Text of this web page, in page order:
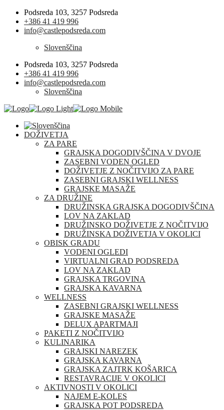
Podsreda 103, 3257 Podsreda
+386 41 419 996
info@castlepodsreda.com
Slovenščina
Podsreda 103, 3257 Podsreda
+386 41 419 996
info@castlepodsreda.com
Slovenščina
DOŽIVETJA
ZA PARE
GRAJSKA DOGODIVŠČINA V DVOJE
ZASEBNI VODEN OGLED
DOŽIVETJE Z NOČITVIJO ZA PARE
ZASEBNI GRAJSKI WELLNESS
GRAJSKE MASAŽE
ZA DRUŽINE
DRUŽINSKA GRAJSKA DOGODIVŠČINA
LOV NA ZAKLAD
DRUŽINSKO DOŽIVETJE Z NOČITVIJO
DRUŽINSKA DOŽIVETJA V OKOLICI
OBISK GRADU
VODENI OGLEDI
VIRTUALNI GRAD PODSREDA
LOV NA ZAKLAD
GRAJSKA TRGOVINA
GRAJSKA KAVARNA
WELLNESS
ZASEBNI GRAJSKI WELLNESS
GRAJSKE MASAŽE
DELUX APARTMAJI
PAKETI Z NOČITVIJO
KULINARIKA
GRAJSKI NAREZEK
GRAJSKA KAVARNA
GRAJSKA ZAJTRK KOŠARICA
RESTAVRACIJE V OKOLICI
AKTIVNOSTI V OKOLICI
NAJEM E-KOLES
GRAJSKA POT PODSREDA